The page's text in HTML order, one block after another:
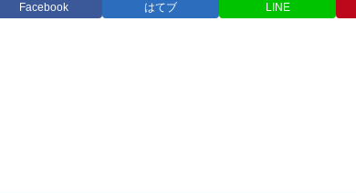
Facebook はてブ LINE